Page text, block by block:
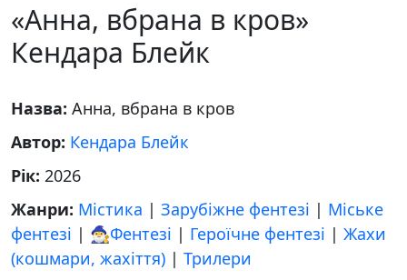
«Анна, вбрана в кров»
Кендара Блейк
Назва: Анна, вбрана в кров
Автор: Кендара Блейк
Рік: 2026
Жанри: Містика | Зарубіжне фентезі | Міське
фентезі | 🧙‍♂️Фентезі | Героїчне фентезі | Жахи
(кошмари, жахіття) | Трилери